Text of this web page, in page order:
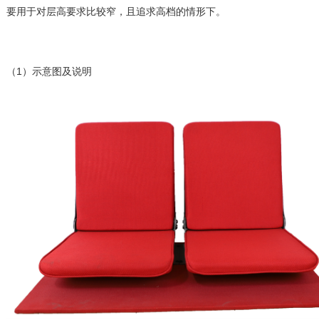
要用于对层高要求比较窄，且追求高档的情形下。
（1）示意图及说明